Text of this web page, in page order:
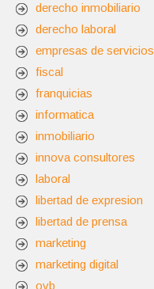
derecho inmobiliario
derecho laboral
empresas de servicios
fiscal
franquicias
informatica
inmobiliario
innova consultores
laboral
libertad de expresion
libertad de prensa
marketing
marketing digital
ovb